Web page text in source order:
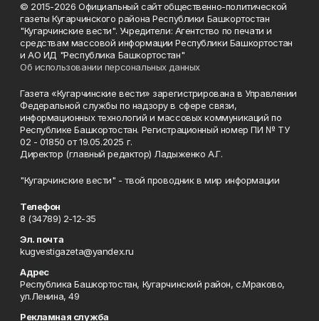
© 2015-2026 Официальный сайт общественно-политической
газеты Кугарчинского района Республики Башкортостан
"Кугарчинские вести". Учредители: Агентство по печати и
средствам массовой информации Республики Башкортостан
и АО ИД "Республика Башкортостан"
Об использовании персональных данных
Газета «Кугарчинские вести» зарегистрирована в Управлении
Федеральной службы по надзору в сфере связи,
информационных технологий и массовых коммуникаций по
Республике Башкортостан. Регистрационный номер ПИ № ТУ
02 - 01850 от 19.05.2025 г.
Директор (главный редактор) Ладыженко А.Г.
"Кугарчинские вести" - твой проводник в мир информации
Телефон
8 (34789) 2-12-35
Эл. почта
kugvestigazeta@yandex.ru
Адрес
Республика Башкортостан, Кугарчинский район, с.Мраково,
ул.Ленина, 49
Рекламная служба